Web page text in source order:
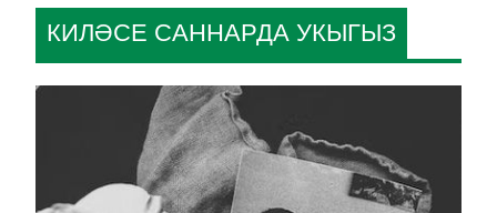
КИЛӘСЕ САННАРДА УКЫГЫЗ